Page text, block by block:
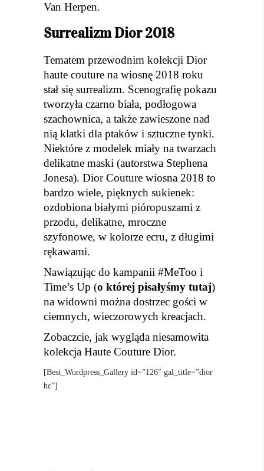
Van Herpen.
Surrealizm Dior 2018
Tematem przewodnim kolekcji Dior
haute couture na wiosnę 2018 roku
stał się surrealizm. Scenografię pokazu
tworzyła czarno biała, podłogowa
szachownica, a także zawieszone nad
nią klatki dla ptaków i sztuczne tynki.
Niektóre z modelek miały na twarzach
delikatne maski (autorstwa Stephena
Jonesa). Dior Couture wiosna 2018 to
bardzo wiele, pięknych sukienek:
ozdobiona białymi pióropuszami z
przodu, delikatne, mroczne
szyfonowe, w kolorze ecru, z długimi
rękawami.
Nawiązując do kampanii #MeToo i
Time’s Up (o której pisałyśmy tutaj)
na widowni można dostrzec gości w
ciemnych, wieczorowych kreacjach.
Zobaczcie, jak wygląda niesamowita
kolekcja Haute Couture Dior.
[Best_Wordpress_Gallery id=”126″ gal_title=”dior
hc”]